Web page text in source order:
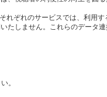
れぞれのサービスでは、利用す
たしません。これらのデータ
。